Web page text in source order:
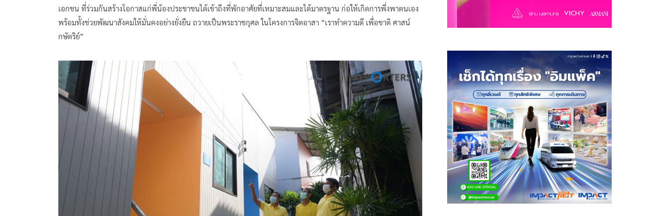
เอกชน ที่ร่วมกันสร้างโอกาสแก่พี่น้องประชาชนได้เข้าถึงที่พักอาศัยที่เหมาะสมและได้มาตรฐาน ก่อให้เกิดการพึ่งพาตนเอง
พร้อมทั้งช่วยพัฒนาสังคมให้มั่นคงอย่างยั่งยืน ถวายเป็นพระราชกุศล ในโครงการจิตอาสา “เราทำความดี เพื่อชาติ ศาสน์
กษัตริย์”